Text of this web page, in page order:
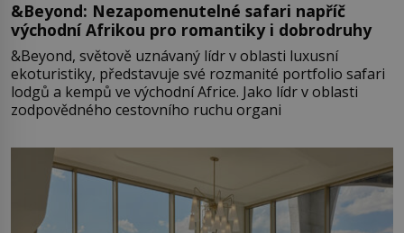
&Beyond: Nezapomenutelné safari napříč
východní Afrikou pro romantiky i dobrodruhy
&Beyond, světově uznávaný lídr v oblasti luxusní
ekoturistiky, představuje své rozmanité portfolio safari
lodgů a kempů ve východní Africe. Jako lídr v oblasti
zodpovědného cestovního ruchu organi